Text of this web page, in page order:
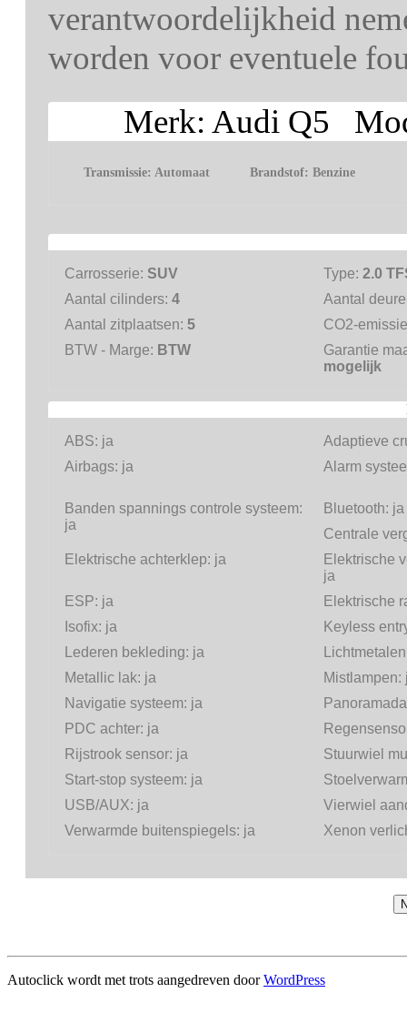
verantwoordelijkheid
worden voor eventuele
Merk: Audi Q5
Transmissie:Automaat Brandstof:Benzine
Carrosserie: SUV Type: 2.0
Aantal cilinders: 4
Aantal
Aantal zitplaatsen: 5
CO2-
BTW - Marge: BTW
Garantie
mogelijk
ABS: ja
Adaptieve
Airbags: ja Alarm
Banden spannings controle systeem:
ja
Bluetooth: ja
Centrale
Elektrische achterklep: ja
Elektrische
ja
ESP: ja
Elektrische
Isofix: ja
Keyless
Lederen bekleding: ja
Metallic lak: ja Mistlampen:
Navigatie systeem: ja
PDC achter: ja
Rijstrook sensor: ja
Stuurwiel
Start-stop systeem: ja
USB/AUX: ja
Vierwiel
Verwarmde buitenspiegels: ja Xenon
Autoclick wordt met trots aangedreven doorWordPress